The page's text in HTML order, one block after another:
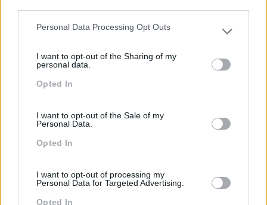
Please note that this website/app uses one or more Google
not limited to your visit or usage behaviour. You may click to
grant or deny consent to Google and its third-party tags to
use your data for below specified purposes in below Google
Personal Data Processing Opt Outs
I want to opt-out of the Sharing of my
personal data.
Opted In
I want to opt-out of the Sale of my
Personal Data.
Opted In
I want to opt-out of processing my
Personal Data for Targeted Advertising.
Opted In
Melhorar O Ambiente De
Dados E Os Dados Exigem